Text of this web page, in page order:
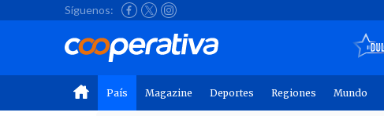
Síguenos:
País Magazine Deportes Regiones Mundo